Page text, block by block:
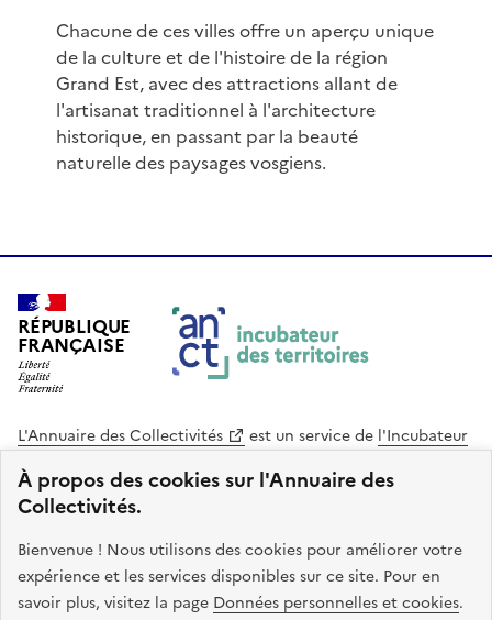
À propos des cookies sur l'Annuaire des
Collectivités.
Bienvenue ! Nous utilisons des cookies pour améliorer votre
expérience et les services disponibles sur ce site. Pour en
savoir plus, visitez la page Données personnelles et cookies.
Chacune de ces villes offre un aperçu unique
de la culture et de l'histoire de la région
Grand Est, avec des attractions allant de
l'artisanat traditionnel à l'architecture
historique, en passant par la beauté
naturelle des paysages vosgiens.
RÉPUBLIQUE
FRANÇAISE
L'Annuaire des Collectivités est un service de l'Incubateur
des Territoires
Cohésion des Territoires
. Le code source de ce site web
est disponible en licence libre. Le design de ce site est conçu
avec le système de design de l’État.
legifrance.gouv.fr info.gouv.fr